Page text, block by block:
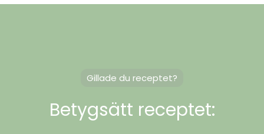
Gillade du receptet?
Betygsätt receptet: